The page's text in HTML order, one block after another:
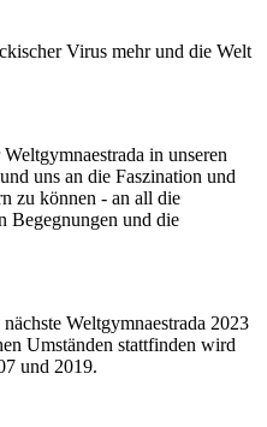
Virus mehr und die Welt
in unseren
uns an die Faszination und
zu können - an all die
Begegnungen und die
Weltgymnaestrada 2023
Umständen stattfinden wird
und 2019.